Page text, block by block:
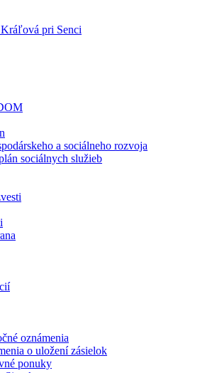
a sociálneho rozvoja
sociálnych služieb
oznámenia
o uložení zásielok
ponuky